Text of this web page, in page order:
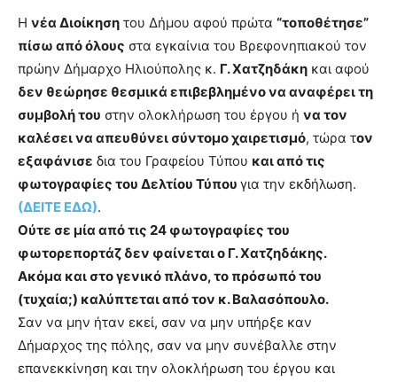
Η νέα Διοίκηση του Δήμου αφού πρώτα “τοποθέτησε”
πίσω από όλους στα εγκαίνια του Βρεφονηπιακού τον
πρώην Δήμαρχο Ηλιούπολης κ. Γ. Χατζηδάκη και αφού
δεν θεώρησε θεσμικά επιβεβλημένο να αναφέρει τη
συμβολή του στην ολοκλήρωση του έργου ή να τον
καλέσει να απευθύνει σύντομο χαιρετισμό, τώρα τον
εξαφάνισε δια του Γραφείου Τύπου και από τις
φωτογραφίες του Δελτίου Τύπου για την εκδήλωση.
(ΔΕΙΤΕ ΕΔΩ).
Ούτε σε μία από τις 24 φωτογραφίες του
φωτορεπορτάζ δεν φαίνεται ο Γ. Χατζηδάκης.
Ακόμα και στο γενικό πλάνο, το πρόσωπό του
(τυχαία;) καλύπτεται από τον κ. Βαλασόπουλο.
Σαν να μην ήταν εκεί, σαν να μην υπήρξε καν
Δήμαρχος της πόλης, σαν να μην συνέβαλλε στην
επανεκκίνηση και την ολοκλήρωση του έργου και